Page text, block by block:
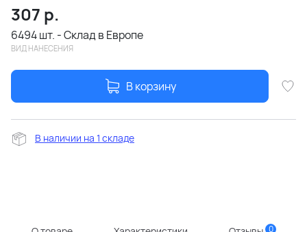
307 р.
6494 шт. - Склад в Европе
ВИД НАНЕСЕНИЯ
В корзину
В наличии на 1 складе
0